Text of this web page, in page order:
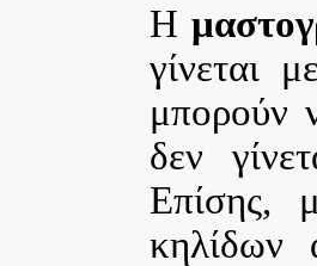
Η
γίνεται
μπορούν
δεν
Επίσης,
κηλίδων